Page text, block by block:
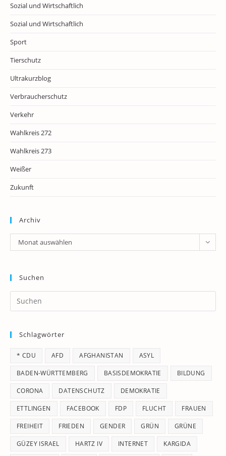
Sozial und Wirtschaftlich
Sozial und Wirtschaftlich
Sport
Tierschutz
Ultrakurzblog
Verbraucherschutz
Verkehr
Wahlkreis 272
Wahlkreis 273
Weißer
Zukunft
Archiv
Archiv
Monat auswählen
Suchen
Schlagwörter
* CDU AFD AFGHANISTAN ASYL
BADEN-WÜRTTEMBERG BASISDEMOKRATIE BILDUNG
CORONA DATENSCHUTZ DEMOKRATIE
ETTLINGEN FACEBOOK FDP FLUCHT FRAUEN
FREIHEIT FRIEDEN GENDER GRÜN GRÜNE
GÜZEY ISRAEL HARTZ IV INTERNET KARGIDA